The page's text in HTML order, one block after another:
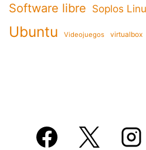
Software libre Soplos
Ubuntu Videojuegos virtualbox